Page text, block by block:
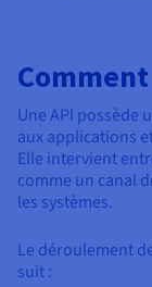
Une API possède
aux applications
Elle intervient
comme un canal
les systèmes.
Le déroulement
suit :